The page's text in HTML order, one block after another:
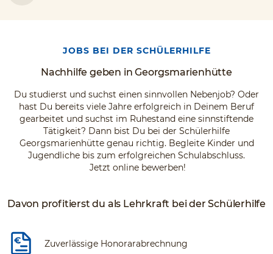
JOBS BEI DER SCHÜLERHILFE
Nachhilfe geben in Georgsmarienhütte
Du studierst und suchst einen sinnvollen Nebenjob? Oder
hast Du bereits viele Jahre erfolgreich in Deinem Beruf
gearbeitet und suchst im Ruhestand eine sinnstiftende
Tätigkeit? Dann bist Du bei der Schülerhilfe
Georgsmarienhütte genau richtig. Begleite Kinder und
Jugendliche bis zum erfolgreichen Schulabschluss.
Jetzt online bewerben!
Davon profitierst du als Lehrkraft bei der Schülerhilfe
Zuverlässige Honorarabrechnung